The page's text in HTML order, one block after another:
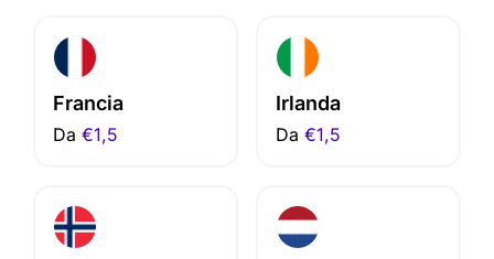
Francia
Da €1,5
Irlanda
Da €1,5